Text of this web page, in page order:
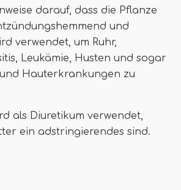
darauf, dass die Pflanze
und
verwendet, um Ruhr,
Leukämie, Husten und sogar
Hauterkrankungen zu
als Diuretikum verwendet,
ein adstringierendes sind.